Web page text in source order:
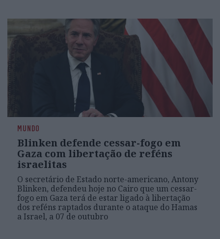
MUNDO
Blinken defende cessar-fogo em
Gaza com libertação de reféns
israelitas
O secretário de Estado norte-americano, Antony
Blinken, defendeu hoje no Cairo que um cessar-
fogo em Gaza terá de estar ligado à libertação
dos reféns raptados durante o ataque do Hamas
a Israel, a 07 de outubro